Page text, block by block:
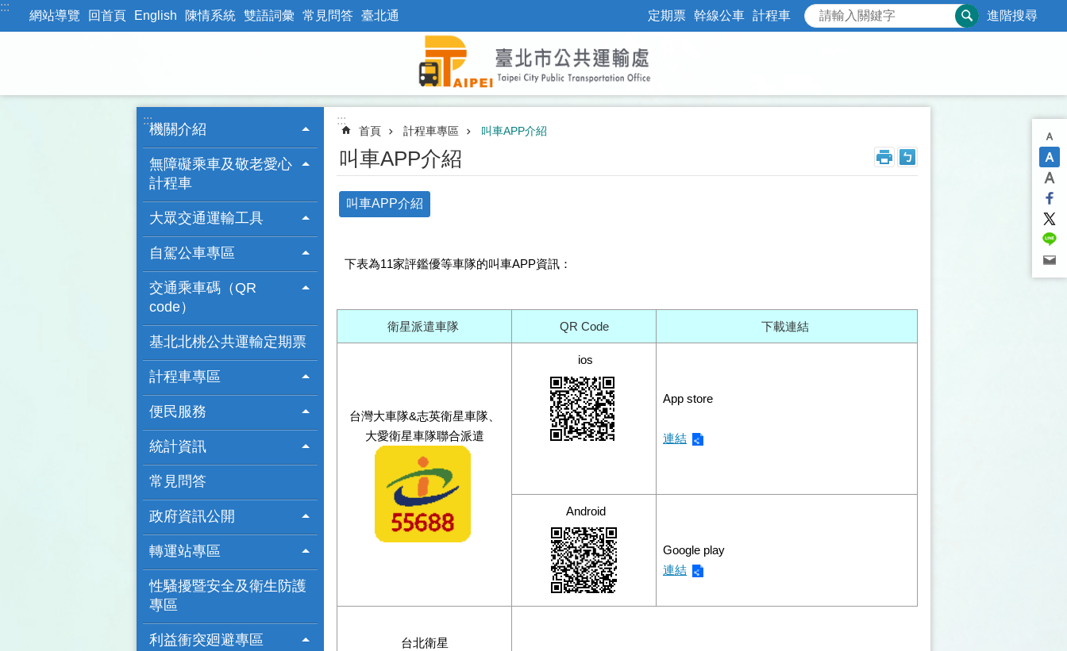
跳到主要內容區塊
:::
網站導覽 回首頁 English 陳情系統 雙語詞彙 常見問答 臺北通 定期票 幹線公車 計程車 進階搜尋
:::
機關介紹
無障礙乘車及敬老愛心
計程車
大眾交通運輸工具
自駕公車專區
交通乘車碼（QR
code）
基北北桃公共運輸定期票
計程車專區
便民服務
統計資訊
常見問答
政府資訊公開
轉運站專區
性騷擾暨安全及衛生防護
專區
利益衝突廻避專區
:::
首頁 計程車專區 叫車APP介紹
叫車APP介紹
叫車APP介紹
下表為11家評鑑優等車隊的叫車APP資訊：
衛星派遣車隊 QR Code 下載連結
台灣大車隊&志英衛星車隊、
⼤愛衛星車隊聯合派遣
ios
App store
連結
Android
Google play
連結
台北衛星